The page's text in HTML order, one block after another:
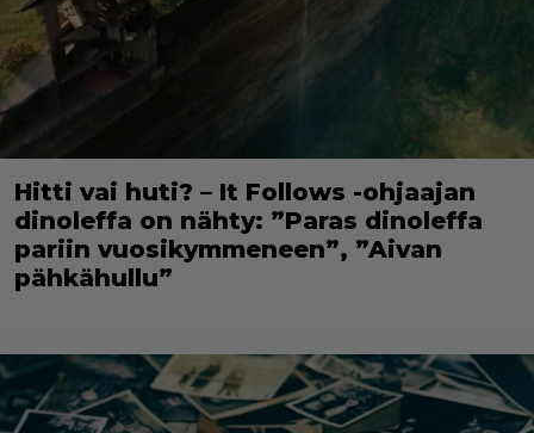
Hitti vai huti? – It Follows -ohjaajan
dinoleffa on nähty: ”Paras dinoleffa
pariin vuosikymmeneen”, ”Aivan
pähkähullu”